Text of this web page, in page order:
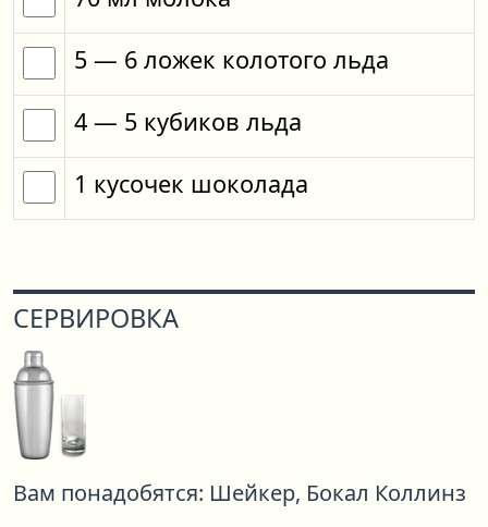
5 — 6 ложек колотого льда
4 — 5 кубиков льда
1 кусочек шоколада
СЕРВИРОВКА
Вам понадобятся: Шейкер, Бокал Коллинз